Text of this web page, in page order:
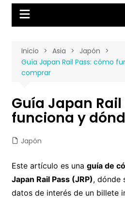
Inicio Asia
Japón
Guía Japan Rail Pass: cómo
comprar
Guía Japan
funciona y
Japón
Este artículo es una guía de
Japan Rail Pass (JRP), dónde
datos de interés de un billete